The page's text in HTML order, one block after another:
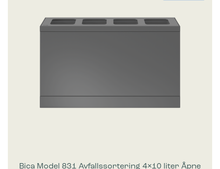
Bica Model 831 Avfallssortering 4×10 liter Åpne